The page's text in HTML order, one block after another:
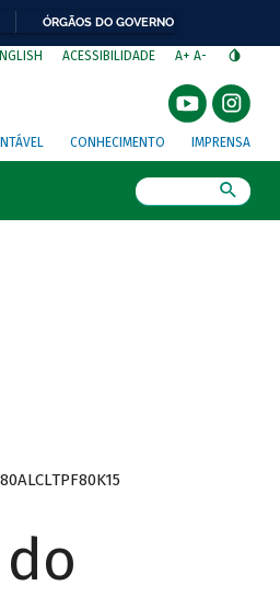
ÓRGÃOS DO GOVERNO
ACESSIBILIDADE A+ A-
CONHECIMENTO IMPRENSA